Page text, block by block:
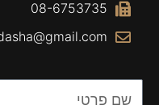
08-6753735